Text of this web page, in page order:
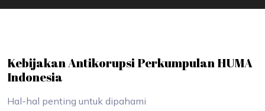
Kebijakan Antikorupsi Perkumpulan HUMA
Indonesia
Hal-hal penting untuk dipahami